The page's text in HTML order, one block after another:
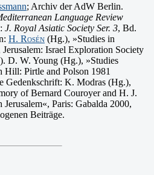
; Archiv der AdW Berlin.
Language Review
J. Royal Asiatic Society Ser. 3, Bd.
H. Rosén (Hg.), »Studies in
Israel Exploration Society
D. W. Young (Hg.), »Studies
Hill: Pirtle and Polson 1981
Gedenkschrift: K. Modras (Hg.),
of Bernard Couroyer and H. J.
Paris: Gabalda 2000,
Beiträge.